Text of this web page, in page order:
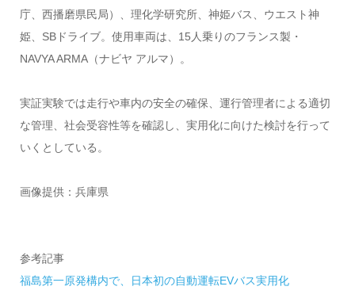
庁、西播磨県民局）、理化学研究所、神姫バス、ウエスト神
姫、SBドライブ。使用車両は、15人乗りのフランス製・
NAVYA ARMA（ナビヤ アルマ）。
実証実験では走行や車内の安全の確保、運行管理者による適切
な管理、社会受容性等を確認し、実用化に向けた検討を行って
いくとしている。
画像提供：兵庫県
参考記事
福島第一原発構内で、日本初の自動運転EVバス実用化